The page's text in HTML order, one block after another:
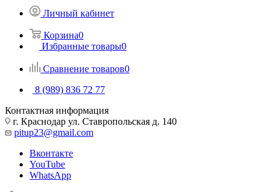
Личный кабинет
Корзина0
Избранные товары0
Сравнение товаров0
8 (989) 836 72 77
Контактная информация
г. Краснодар ул. Ставропольская д. 140
pitup23@gmail.com
Вконтакте
YouTube
WhatsApp